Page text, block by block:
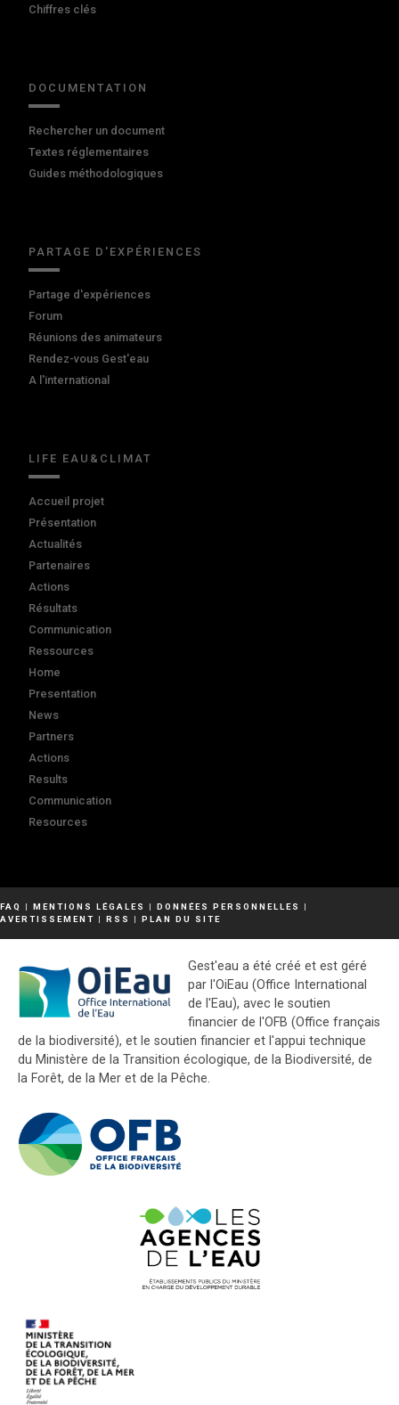
Chiffres clés
DOCUMENTATION
Rechercher un document
Textes réglementaires
Guides méthodologiques
PARTAGE D'EXPÉRIENCES
Partage d'expériences
Forum
Réunions des animateurs
Rendez-vous Gest'eau
A l'international
LIFE EAU&CLIMAT
Accueil projet
Présentation
Actualités
Partenaires
Actions
Résultats
Communication
Ressources
Home
Presentation
News
Partners
Actions
Results
Communication
Resources
FAQ | MENTIONS LÉGALES | DONNÉES PERSONNELLES
|
AVERTISSEMENT | RSS | PLAN DU SITE
Gest'eau a été créé et est géré
par l'OiEau (Office International
de l'Eau), avec le soutien
financier de l'OFB (Office français
de la biodiversité), et le soutien financier et l'appui technique
du Ministère de la Transition écologique, de la Biodiversité, de
la Forêt, de la Mer et de la Pêche.